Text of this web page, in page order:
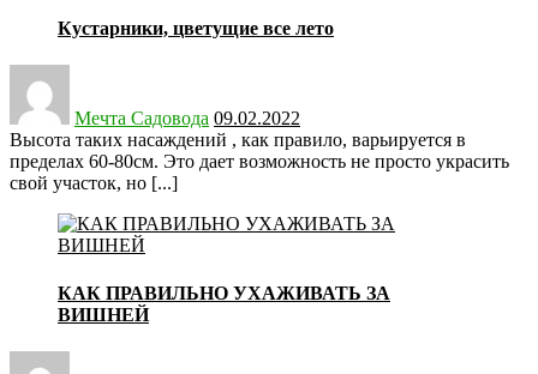
Кустарники, цветущие все лето
Мечта Садовода 09.02.2022
Высота таких насаждений , как правило, варьируется в
пределах 60-80см. Это дает возможность не просто украсить
свой участок, но [...]
КАК ПРАВИЛЬНО УХАЖИВАТЬ ЗА
ВИШНЕЙ